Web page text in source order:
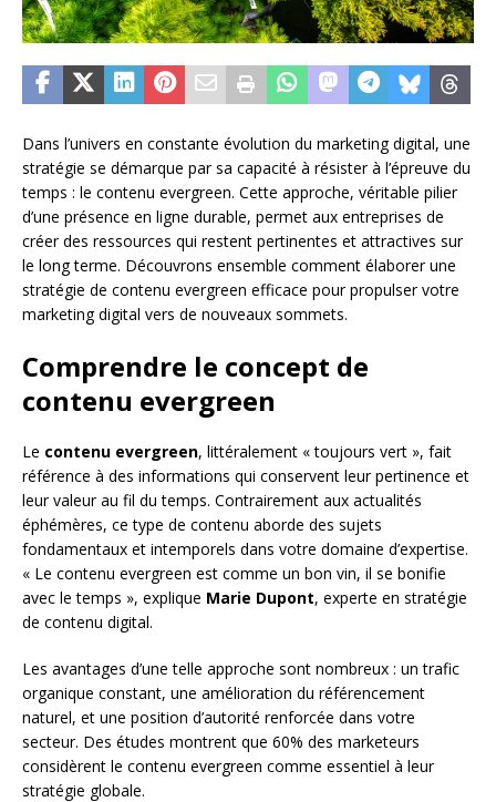
Dans l’univers en constante évolution du marketing digital, une
stratégie se démarque par sa capacité à résister à l’épreuve du
temps : le contenu evergreen. Cette approche, véritable pilier
d’une présence en ligne durable, permet aux entreprises de
créer des ressources qui restent pertinentes et attractives sur
le long terme. Découvrons ensemble comment élaborer une
stratégie de contenu evergreen efficace pour propulser votre
marketing digital vers de nouveaux sommets.
Comprendre le concept de
contenu evergreen
Le contenu evergreen, littéralement « toujours vert », fait
référence à des informations qui conservent leur pertinence et
leur valeur au fil du temps. Contrairement aux actualités
éphémères, ce type de contenu aborde des sujets
fondamentaux et intemporels dans votre domaine d’expertise.
« Le contenu evergreen est comme un bon vin, il se bonifie
avec le temps », explique Marie Dupont, experte en stratégie
de contenu digital.
Les avantages d’une telle approche sont nombreux : un trafic
organique constant, une amélioration du référencement
naturel, et une position d’autorité renforcée dans votre
secteur. Des études montrent que 60% des marketeurs
considèrent le contenu evergreen comme essentiel à leur
stratégie globale.